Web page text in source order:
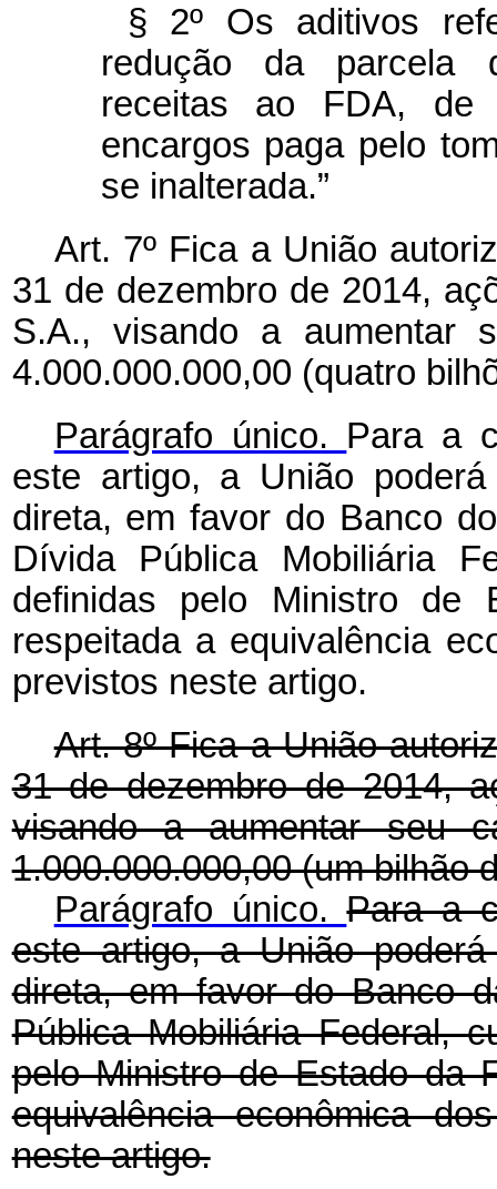
§ 2º Os aditivos
redução da parcela
receitas ao FDA,
encargos paga pelo
se inalterada.”
Art. 7º Fica a União
31 de dezembro de 2014,
S.A., visando a aumentar
4.000.000.000,00 (quatro
Parágrafo único. Para a
este artigo, a União
direta, em favor do Banco
Dívida Pública Mobiliária
definidas pelo Ministro de
respeitada a equivalência
previstos neste artigo.
Art. 8º Fica a União
31 de dezembro de 2014,
visando a aumentar seu
1.000.000.000,00 (um bilhão
Parágrafo único.Para a
este artigo, a União
direta, em favor do Banco
Pública Mobiliária Federal,
pelo Ministro de Estado da
equivalência econômica
neste artigo.